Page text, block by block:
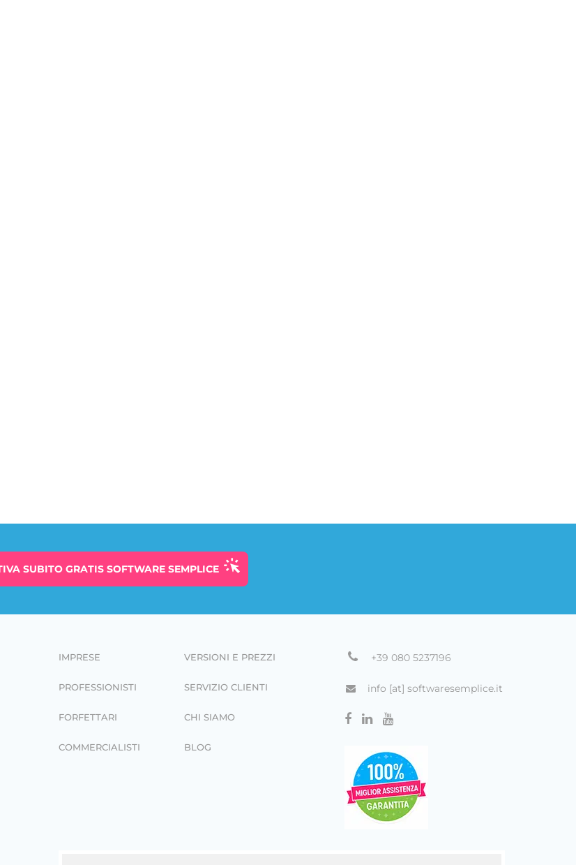
SUBITO GRATISSOFTWARE SEMPLICE
IMPRESE VERSIONI E PREZZI
PROFESSIONISTI SERVIZIO CLIENTI
FORFETTARI CHI SIAMO
COMMERCIALISTI BLOG
+39 080 5237196
info [at] softwaresemplice.it